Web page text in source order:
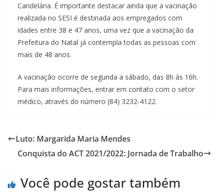
Candelária. É importante destacar ainda que a vacinação
realizada no SESI é destinada aos empregados com
idades entre 38 e 47 anos, uma vez que a vacinação da
Prefeitura do Natal já contempla todas as pessoas com
mais de 48 anos.
A vacinação ocorre de segunda a sábado, das 8h às 16h.
Para mais informações, entrar em contato com o setor
médico, através do número (84) 3232-4122.
Luto: Margarida Maria Mendes
Conquista do ACT 2021/2022: Jornada de Trabalho
Você pode gostar também